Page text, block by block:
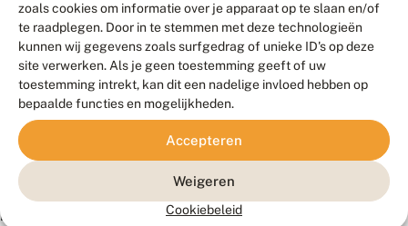
zoals cookies om informatie over je apparaat op te slaan en/of
te raadplegen. Door in te stemmen met deze technologieën
kunnen wij gegevens zoals surfgedrag of unieke ID's op deze
site verwerken. Als je geen toestemming geeft of uw
toestemming intrekt, kan dit een nadelige invloed hebben op
bepaalde functies en mogelijkheden.
Accepteren
Weigeren
Cookiebeleid
afgelopen
maandag
toen
leerkrachten
van
Groningse
basisscholen
informatie